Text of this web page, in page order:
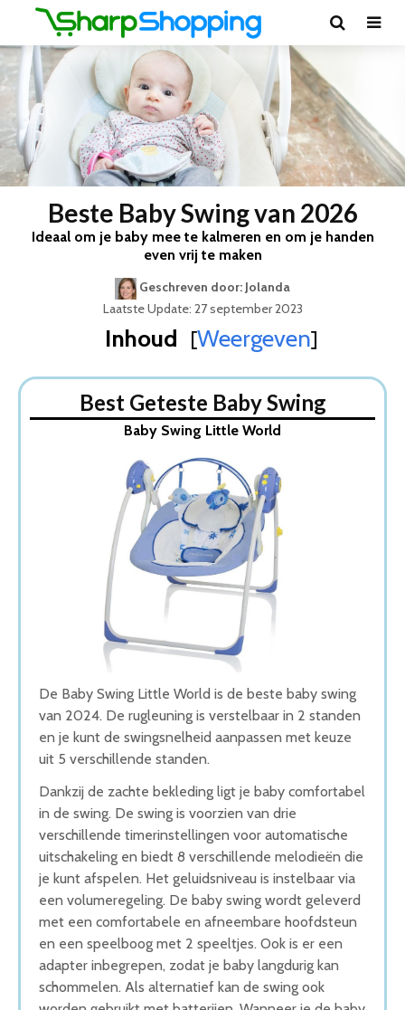
Beste Baby Swing van 2026
Ideaal om je baby mee te kalmeren en om je handen
even vrij te maken
Geschreven door: Jolanda
Laatste Update: 27 september 2023
Inhoud [Weergeven]
1. Baby Swing Little World
2. X Adventure Baby Swing
3. Elektrisch Babyschommel
4. Lionelo Pascal Wipstoel
5. 4Moms RockaRoo
Wat is de beste Baby Swing van 2026
1. Beste Baby Swing van 2026
2. Goede Prijs-Kwaliteit Baby Swing
3. Stijlvolle Baby Swing
4. Zuinige Baby Swing
5. Compacte Baby Swing
Best Geteste Baby Swing
Baby Swing Little World
De Baby Swing Little World is de beste baby swing
van 2024. De rugleuning is verstelbaar in 2 standen
en je kunt de swingsnelheid aanpassen met keuze
uit 5 verschillende standen.
Dankzij de zachte bekleding ligt je baby comfortabel
in de swing. De swing is voorzien van drie
verschillende timerinstellingen voor automatische
uitschakeling en biedt 8 verschillende melodieën die
je kunt afspelen. Het geluidsniveau is instelbaar via
een volumeregeling. De baby swing wordt geleverd
met een comfortabele en afneembare hoofdsteun
en een speelboog met 2 speeltjes. Ook is er een
adapter inbegrepen, zodat je baby langdurig kan
schommelen. Als alternatief kan de swing ook